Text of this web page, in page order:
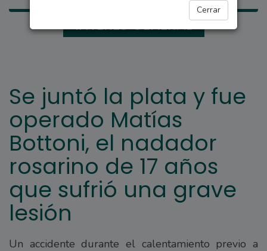
Cerrar
INTERÉS GENERAL
Se juntó la plata y fue
operado Matías
Bottoni, el nadador
rosarino de 17 años
que sufrió una grave
lesión
Un accidente durante el calentamiento previo a